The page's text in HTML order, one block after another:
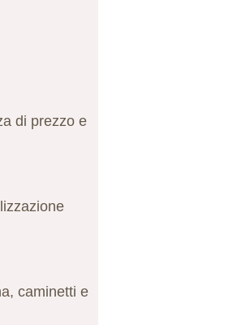
di prezzo e
caminetti e